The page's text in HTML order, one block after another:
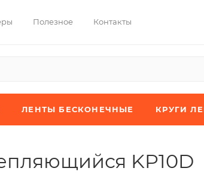
Полезное Контакты
ЛЕНТЫ БЕСКОНЕЧНЫЕ КРУГИ
KP10D